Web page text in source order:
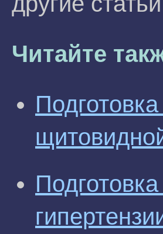
Читайте